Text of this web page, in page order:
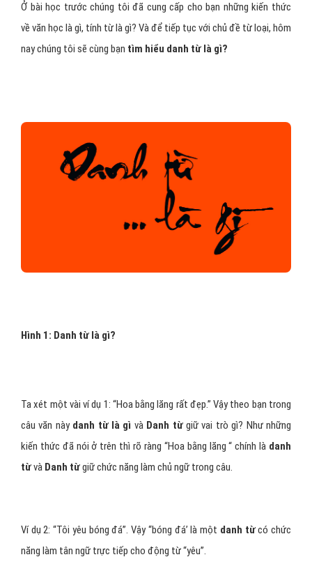
Ở bài học trước chúng tôi đã cung cấp cho bạn những kiến thức
về văn học là gì, tính từ là gì? Và để tiếp tục với chủ đề từ loại, hôm
nay chúng tôi sẽ cùng bạn tìm hiểu danh từ là gì?
Hình 1: Danh từ là gì?
Ta xét một vài ví dụ 1: “Hoa bằng lăng rất đẹp.” Vậy theo bạn trong
câu văn này danh từ là gì và Danh từgiữ vai trò gì? Như những
kiến thức đã nói ở trên thì rõ ràng “Hoa bằng lăng “ chính là danh
từvà Danh từgiữ chức năng làm chủ ngữ trong câu.
Ví dụ 2: “Tôi yêu bóng đá”. Vậy “bóng đá’ là một danh từcó chức
năng làm tân ngữ trực tiếp cho động từ “yêu”.